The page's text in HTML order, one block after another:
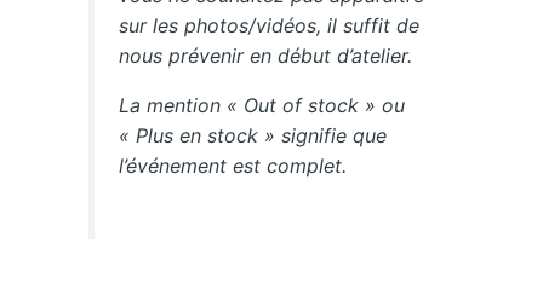
sur les photos/vidéos, il suffit de
nous prévenir en début d’atelier.
La mention « Out of stock » ou
« Plus en stock » signifie que
l’événement est complet.